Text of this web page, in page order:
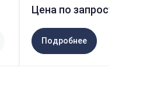
Цена по запросу
Подробнее